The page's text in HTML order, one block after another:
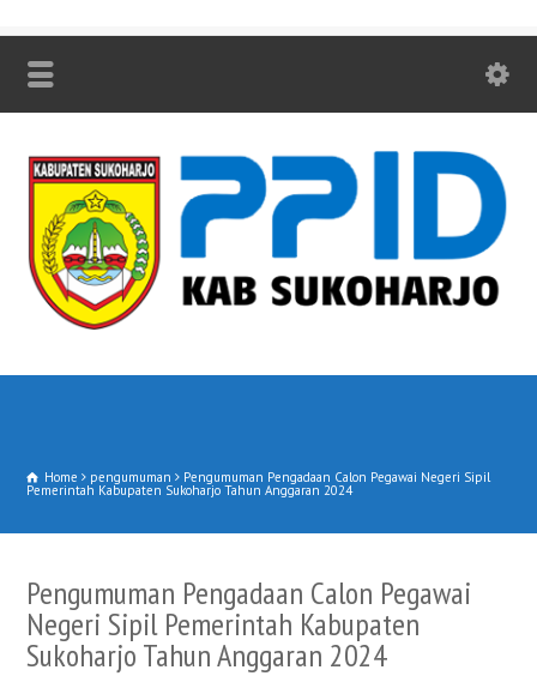
Home pengumuman Pengumuman Pengadaan Calon Pegawai Negeri Sipil
Pemerintah Kabupaten Sukoharjo Tahun Anggaran 2024
Pengumuman Pengadaan Calon Pegawai
Negeri Sipil Pemerintah Kabupaten
Sukoharjo Tahun Anggaran 2024